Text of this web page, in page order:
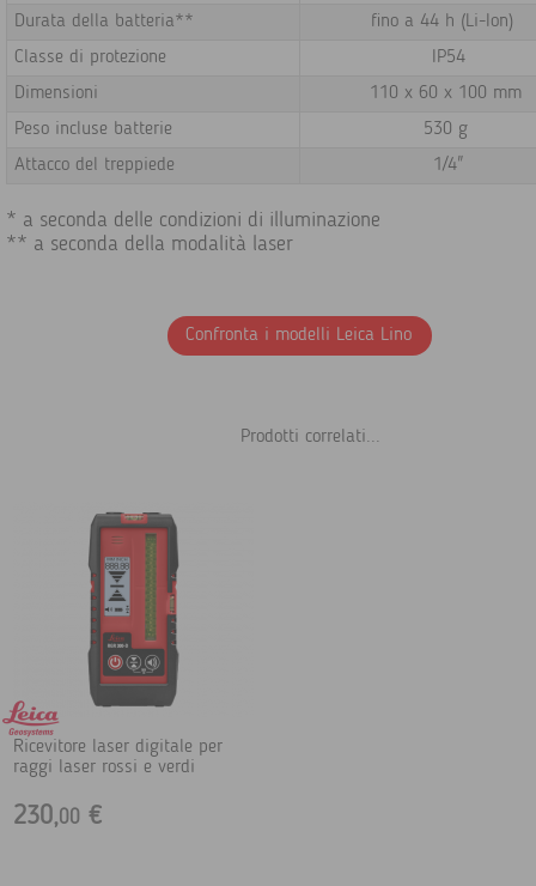
Durata della batteria**
fino a 44 h (Li-Ion)
Classe di protezione
IP54
Dimensioni
110 x 60 x 100 mm
Peso incluse batterie
530 g
Attacco del treppiede
1/4"
* a seconda delle condizioni di illuminazione
** a seconda della modalità laser
Confronta i modelli Leica Lino
Prodotti correlati...
Ricevitore laser digitale per
raggi laser rossi e verdi
230,00 €